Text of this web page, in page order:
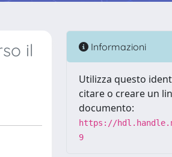
il
Informazioni
Utilizza questo
citare o creare un
documento:
https://
9